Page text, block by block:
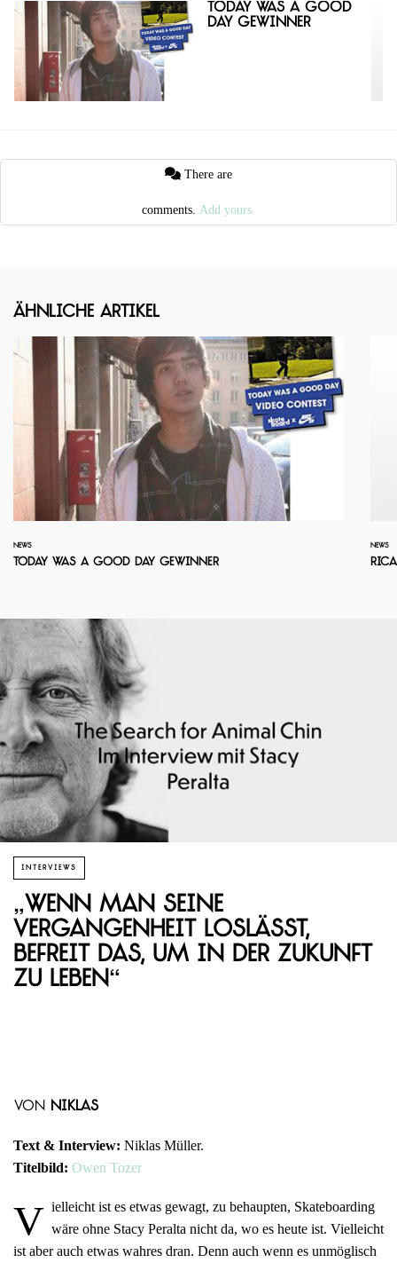
Today Was A Good
Day Gewinner
comments. Add yours.
Ähnliche Artikel
NEWS
Today Was A Good Day Gewinner
NEWS
INTERVIEWS
„Wenn man seine
Vergangenheit loslässt,
befreit das, um in der Zukunft
zu leben“
von Niklas
Text & Interview: Niklas Müller.
Titelbild: Owen Tozer
V ielleicht ist es etwas gewagt, zu behaupten, Skateboarding
wäre ohne Stacy Peralta nicht da, wo es heute ist. Vielleicht
ist aber auch etwas wahres dran. Denn auch wenn es unmöglisch